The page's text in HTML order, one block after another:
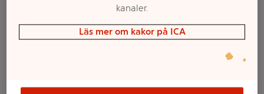
Yoghurt Mini
Blåbär 0,1%
kanaler.
Läs mer om kakor på ICA